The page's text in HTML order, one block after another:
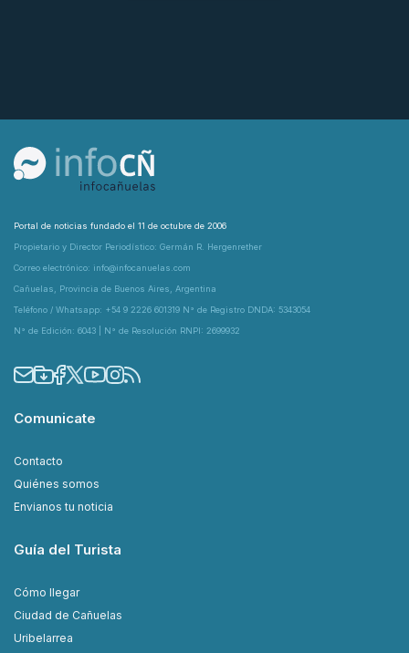
Portal de noticias fundado el 11 de octubre de 2006
Propietario y Director Periodístico: Germán R. Hergenrether
Correo electrónico: info@infocanuelas.com
Cañuelas, Provincia de Buenos Aires, Argentina
Teléfono / Whatsapp: +54 9 2226 601319 N° de Registro DNDA: 5343054
N° de Edición: 6043 | N° de Resolución RNPI: 2699932
Comunicate
Contacto
Quiénes somos
Envianos tu noticia
Guía del Turista
Cómo llegar
Ciudad de Cañuelas
Uribelarrea